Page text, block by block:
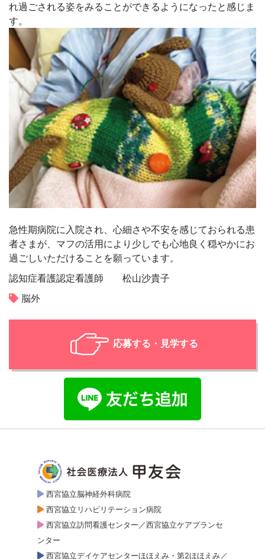
れ過ごされる姿をみることができるようになったと感じま
す。
急性期病院に入院され、心細さや不安を感じておられる患
者さまが、マフの活用により少しでも心地良く穏やかにお
過ごしいただけることを願っています。
認知症看護認定看護師 松山沙貴子
脳外
応募する・見学する
西宮協立脳神経外科病院
西宮協立リハビリテーション病院
西宮協立訪問看護センター／西宮協立ケアプランセ
ンター
西宮協立デイケアセンターほほえみ・第2ほほえみ／